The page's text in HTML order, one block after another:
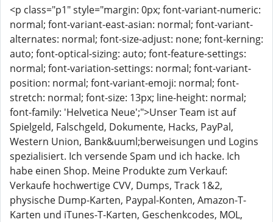
<p class="p1" style="margin: 0px; font-variant-numeric:
normal; font-variant-east-asian: normal; font-variant-
alternates: normal; font-size-adjust: none; font-kerning:
auto; font-optical-sizing: auto; font-feature-settings:
normal; font-variation-settings: normal; font-variant-
position: normal; font-variant-emoji: normal; font-
stretch: normal; font-size: 13px; line-height: normal;
font-family: 'Helvetica Neue';">Unser Team ist auf
Spielgeld, Falschgeld, Dokumente, Hacks, PayPal,
Western Union, Bank&uuml;berweisungen und Logins
spezialisiert. Ich versende Spam und ich hacke. Ich
habe einen Shop. Meine Produkte zum Verkauf:
Verkaufe hochwertige CVV, Dumps, Track 1&2,
physische Dump-Karten, Paypal-Konten, Amazon-T-
Karten und iTunes-T-Karten, Geschenkcodes, MOL,